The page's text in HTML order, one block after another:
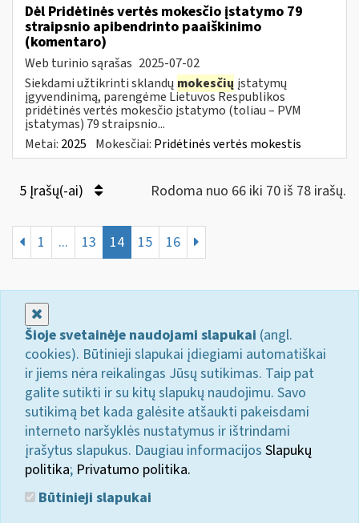
Dėl Pridėtinės vertės mokesčio įstatymo 79
straipsnio apibendrinto paaiškinimo
(komentaro)
Web turinio sąrašas 2025-07-02
Siekdami užtikrinti sklandų mokesčių įstatymų
įgyvendinimą, parengėme Lietuvos Respublikos
pridėtinės vertės mokesčio įstatymo (toliau – PVM
įstatymas) 79 straipsnio...
Metai: 2025 Mokesčiai: Pridėtinės vertės mokestis
5 Įrašų(-ai) Rodoma nuo 66 iki 70 iš 78 irašų.
1 ... 13 14 15 16
Šioje svetainėje naudojami slapukai (angl.
cookies). Būtinieji slapukai įdiegiami automatiškai
ir jiems nėra reikalingas Jūsų sutikimas. Taip pat
galite sutikti ir su kitų slapukų naudojimu. Savo
sutikimą bet kada galėsite atšaukti pakeisdami
interneto naršyklės nustatymus ir ištrindami
įrašytus slapukus. Daugiau informacijos Slapukų
politika; Privatumo politika.
Būtinieji slapukai